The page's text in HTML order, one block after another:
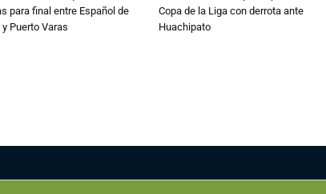
para final entre Español de
Puerto Varas
Copa de la Liga con derrota ante
Huachipato